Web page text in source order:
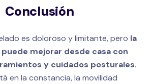
Conclusión
es doloroso y limitante, pero la
mejorar desde casa con
y cuidados posturales.
en la constancia, la movilidad